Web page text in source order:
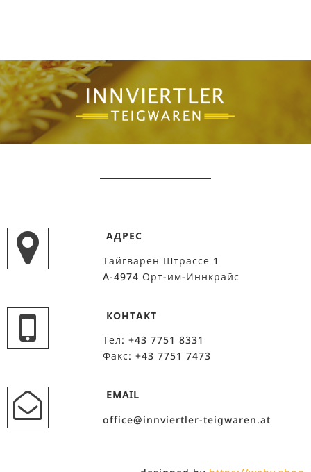
АДРЕС
Тайгварен Штрассе 1
A-4974 Орт-им-Иннкрайс
КОНТАКТ
Тел: +43 7751 8331
Факс: +43 7751 7473
EMAIL
office@innviertler-teigwaren.at